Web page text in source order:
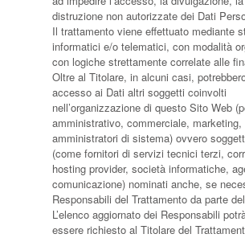
distruzione non autorizzate dei Dati
Il trattamento viene effettuato mediante
informatici e/o telematici, con modalità
con logiche strettamente correlate alle
Oltre al Titolare, in alcuni casi,
accesso ai Dati altri soggetti coinvolti
nell’organizzazione di questo Sito Web
amministrativo, commerciale, marketing,
amministratori di sistema) ovvero
(come fornitori di servizi tecnici terzi,
hosting provider, società informatiche,
comunicazione) nominati anche, se
Responsabili del Trattamento da parte
L’elenco aggiornato dei Responsabili
essere richiesto al Titolare del